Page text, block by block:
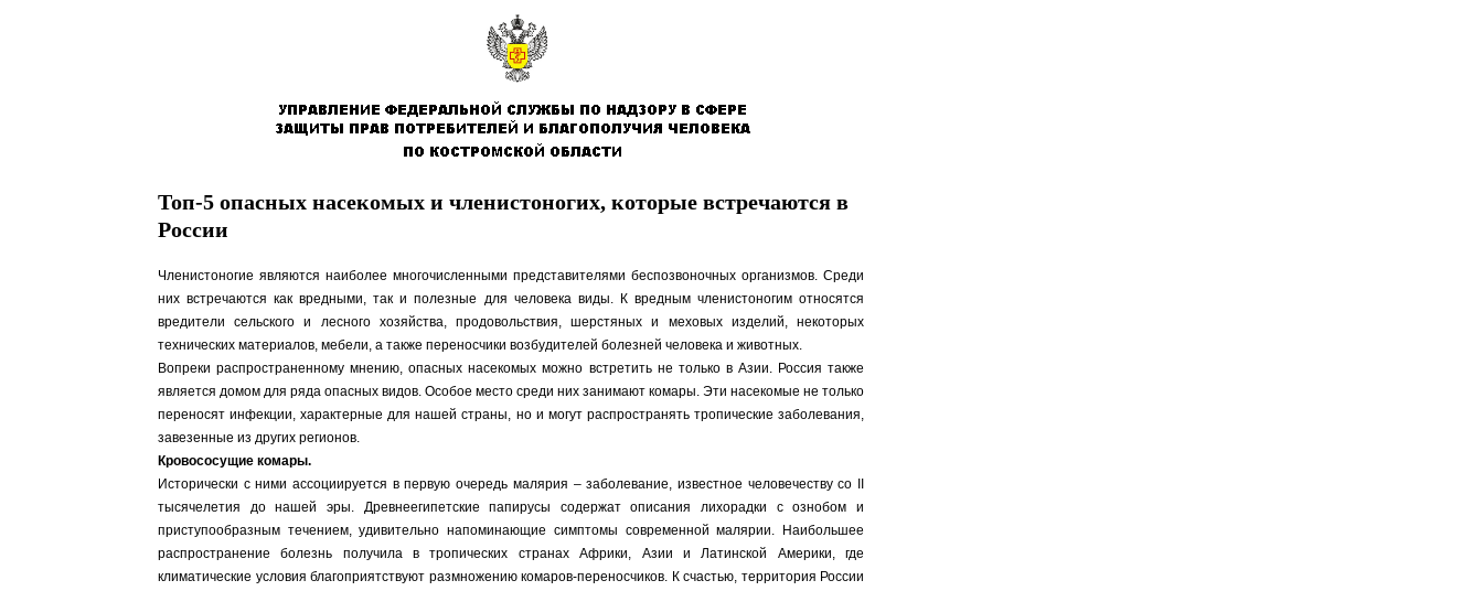
Топ-5 опасных насекомых и членистоногих, которые встречаются в
России
Членистоногие являются наиболее многочисленными представителями беспозвоночных организмов. Среди
них встречаются как вредными, так и полезные для человека виды. К вредным членистоногим относятся
вредители сельского и лесного хозяйства, продовольствия, шерстяных и меховых изделий, некоторых
технических материалов, мебели, а также переносчики возбудителей болезней человека и животных.
Вопреки распространенному мнению, опасных насекомых можно встретить не только в Азии. Россия также
является домом для ряда опасных видов. Особое место среди них занимают комары. Эти насекомые не только
переносят инфекции, характерные для нашей страны, но и могут распространять тропические заболевания,
завезенные из других регионов.
Кровососущие комары.
Исторически с ними ассоциируется в первую очередь малярия – заболевание, известное человечеству со II
тысячелетия до нашей эры. Древнеегипетские папирусы содержат описания лихорадки с ознобом и
приступообразным течением, удивительно напоминающие симптомы современной малярии. Наибольшее
распространение болезнь получила в тропических странах Африки, Азии и Латинской Америки, где
климатические условия благоприятствуют размножению комаров-переносчиков. К счастью, территория России